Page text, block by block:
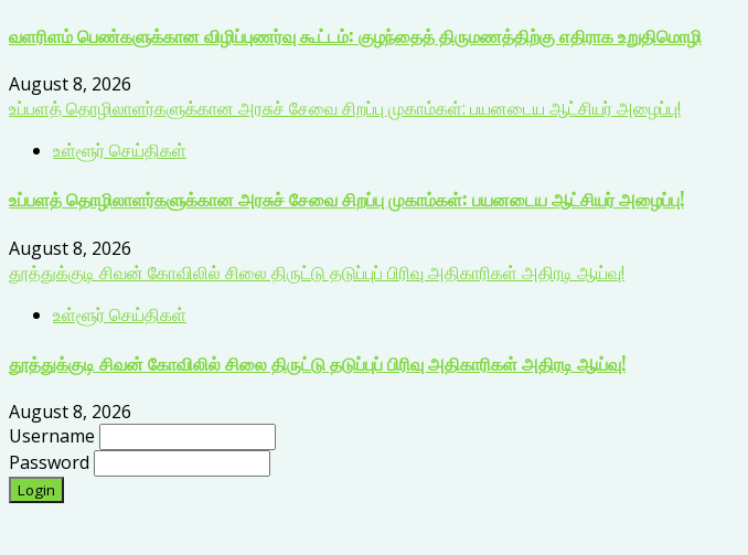
வளரிளம் பெண்களுக்கான விழிப்புணர்வு கூட்டம்: குழந்தைத் திருமணத்திற்கு எதிராக உறுதிமொழி
August 8, 2026
உப்பளத் தொழிலாளர்களுக்கான அரசுச் சேவை சிறப்பு முகாம்கள்: பயனடைய ஆட்சியர் அழைப்பு!
உள்ளூர் செய்திகள்
உப்பளத் தொழிலாளர்களுக்கான அரசுச் சேவை சிறப்பு முகாம்கள்: பயனடைய ஆட்சியர் அழைப்பு!
August 8, 2026
தூத்துக்குடி சிவன் கோவிலில் சிலை திருட்டு தடுப்புப் பிரிவு அதிகாரிகள் அதிரடி ஆய்வு!
உள்ளூர் செய்திகள்
தூத்துக்குடி சிவன் கோவிலில் சிலை திருட்டு தடுப்புப் பிரிவு அதிகாரிகள் அதிரடி ஆய்வு!
August 8, 2026
Username
Password